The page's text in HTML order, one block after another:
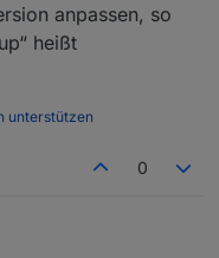
deswegen, da ich am
die wenigsten tun).
haben. Da
benötigte aus dem
oder Adapter-
ist aber eher mein
anpassen, so
heißt
unterstützen
0